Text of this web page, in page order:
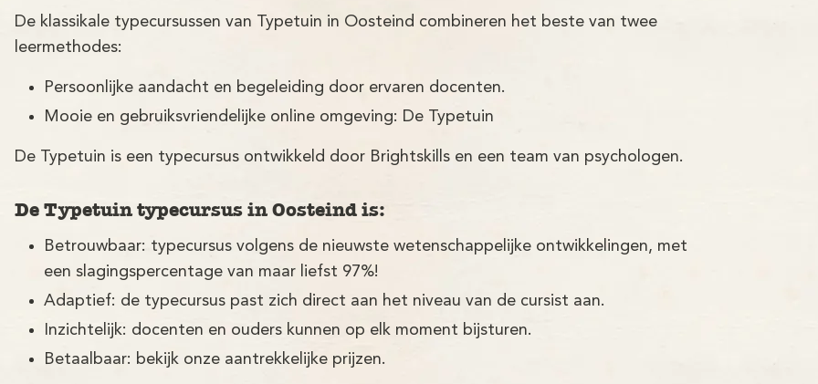
De klassikale typecursussen van Typetuin in Oosteind combineren het beste van twee
leermethodes:
Persoonlijke aandacht en begeleiding door ervaren docenten.
Mooie en gebruiksvriendelijke online omgeving: De Typetuin
De Typetuin is een typecursus ontwikkeld door Brightskills en een team van psychologen.
De Typetuin typecursus in Oosteind is:
Betrouwbaar: typecursus volgens de nieuwste wetenschappelijke ontwikkelingen, met
een slagingspercentage van maar liefst 97%!
Adaptief: de typecursus past zich direct aan het niveau van de cursist aan.
Inzichtelijk: docenten en ouders kunnen op elk moment bijsturen.
Betaalbaar: bekijk onze aantrekkelijke prijzen.